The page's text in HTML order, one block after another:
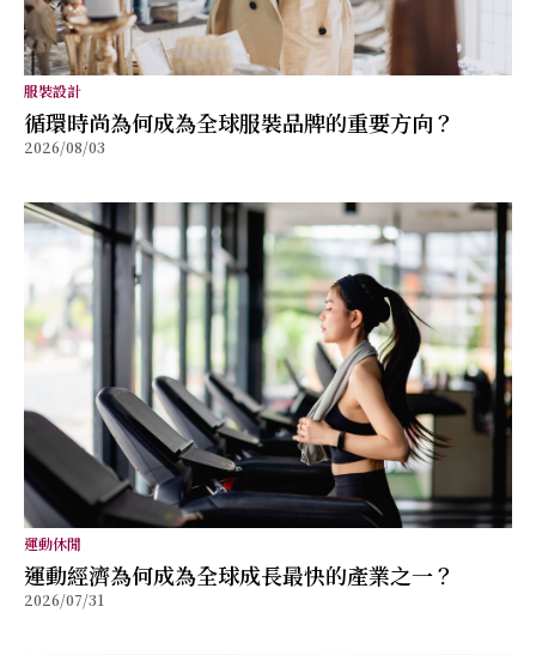
服裝設計
循環時尚為何成為全球服裝品牌的重要方向？
2026/08/03
運動休閒
運動經濟為何成為全球成長最快的產業之一？
2026/07/31